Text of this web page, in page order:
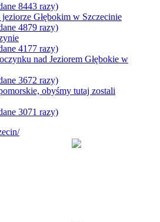
8443 razy)
Głębokim w Szczecinie
4879 razy)
4177 razy)
nad Jeziorem Głębokie w
3672 razy)
obyśmy tutaj zostali
3071 razy)